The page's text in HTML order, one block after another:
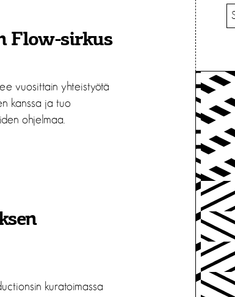
Flow-sirkus
vuosittain yhteistyötä
kanssa ja tuo
ohjelmaa.
kuratoimassa
V
A
T
S
E